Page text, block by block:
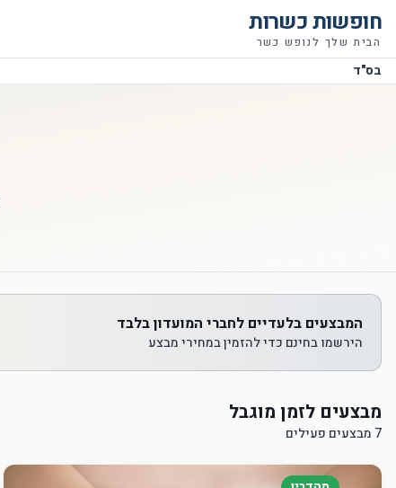
חופשות כשרות
הבית שלך לנופש כשר
בס"ד
המבצעים בלעדיים לחברי המועדון בלבד
הירשמו בחינם כדי להזמין במחירי מבצע
מבצעים לזמן מוגבל
7 מבצעים פעילים